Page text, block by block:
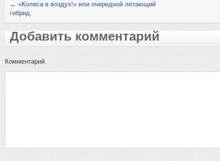
← «Колеса в воздух!» или очередной летающий
гибрид.
Добавить комментарий
Комментарий